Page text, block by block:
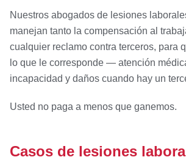
Nuestros abogados de lesiones
manejan tanto la compensación al
cualquier reclamo contra terceros, para
lo que le corresponde — atención
incapacidad y daños cuando hay un
Usted no paga a menos que ganemos.
Casos de lesiones